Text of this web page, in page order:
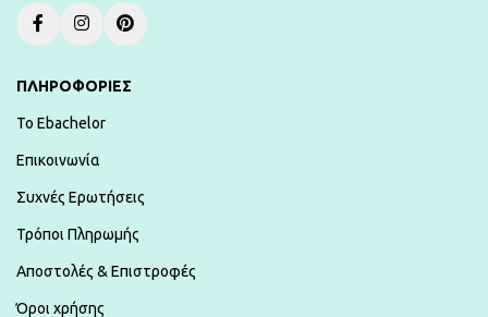
ΠΛΗΡΟΦΟΡΙΕΣ
To Ebachelor
Επικοινωνία
Συχνές Ερωτήσεις
Τρόποι Πληρωμής
Αποστολές & Επιστροφές
Όροι χρήσης